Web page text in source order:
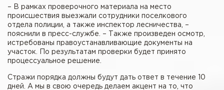
– В рамках проверочного материала на место
происшествия выезжали сотрудники поселкового
отдела полиции, а также инспектор лесничества, –
пояснили в пресс-службе. – Также произведен осмотр,
истребованы правоустанавливающие документы на
участок. По результатам проверки будет принято
процессуальное решение.
Стражи порядка должны будут дать ответ в течение 10
дней. А мы в свою очередь делаем акцент на то, что